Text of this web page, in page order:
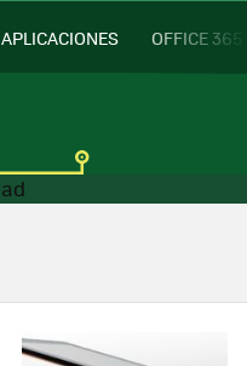
APLICACIONES OFFICE 365